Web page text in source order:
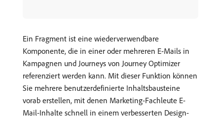
Ein Fragment ist eine wiederverwendbare
Komponente, die in einer oder mehreren E-Mails in
Kampagnen und Journeys von Journey Optimizer
referenziert werden kann. Mit dieser Funktion können
Sie mehrere benutzerdefinierte Inhaltsbausteine
vorab erstellen, mit denen Marketing-Fachleute E-
Mail-Inhalte schnell in einem verbesserten Design-